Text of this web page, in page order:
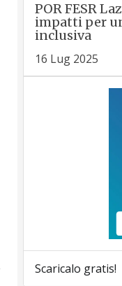
POR FESR
impatti per
inclusiva
16 Lug 2025
Scaricalo gratis!